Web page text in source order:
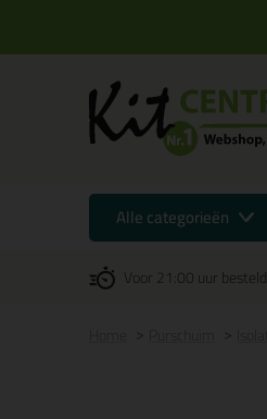
Alle categorieën
Voor 21:00 uur besteld